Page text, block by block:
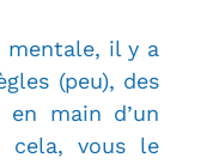
mentale, il y a
(peu), des
en main d’un
cela, vous le